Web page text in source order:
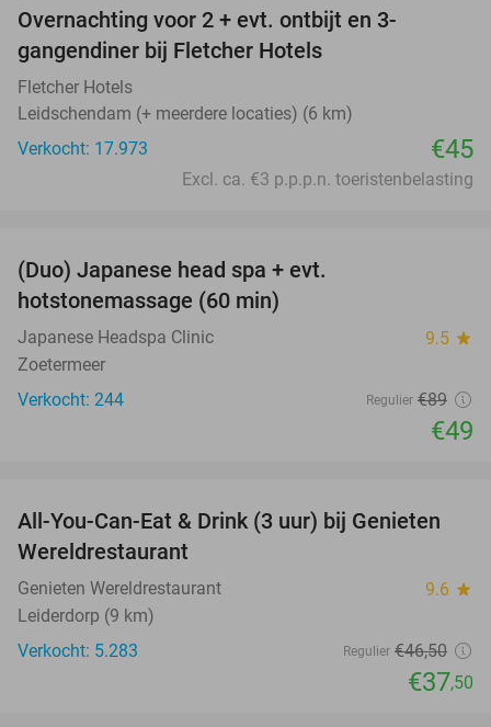
Overnachting voor 2 + evt. ontbijt en 3-
gangendiner bij Fletcher Hotels
Fletcher Hotels
Leidschendam (+ meerdere locaties) (6 km)
Verkocht: 17.973
€45
Excl. ca. €3 p.p.p.n. toeristenbelasting
(Duo) Japanese head spa + evt.
hotstonemassage (60 min)
Japanese Headspa Clinic 9.5 star
Zoetermeer
Verkocht: 244
Regulier €89
€49
19%
All-You-Can-Eat & Drink (3 uur) bij Genieten
Wereldrestaurant
Genieten Wereldrestaurant 9.6 star
Leiderdorp (9 km)
Verkocht: 5.283
Regulier €46,50
€37,50